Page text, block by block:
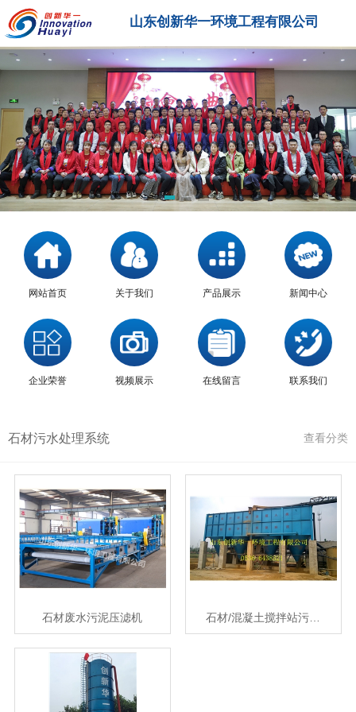
山东创新华一环境工程有限公司
网站首页 关于我们 产品展示 新闻中心
企业荣誉 视频展示 在线留言 联系我们
石材污水处理系统 查看分类
石材废水污泥压滤机 石材/混凝土搅拌站污…